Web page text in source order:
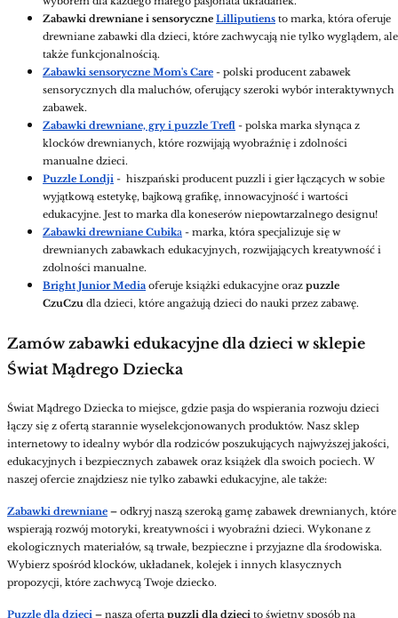
Zabawki drewniane i sensoryczne Lilliputiens to marka, która oferuje
drewniane zabawki dla dzieci, które zachwycają nie tylko wyglądem, ale
także funkcjonalnością.
Zabawki sensoryczne Mom's Care - polski producent zabawek
sensorycznych dla maluchów, oferujący szeroki wybór interaktywnych
zabawek.
Zabawki drewniane, gry i puzzle Trefl - polska marka słynąca z
klocków drewnianych, które rozwijają wyobraźnię i zdolności
manualne dzieci.
Puzzle Londji - hiszpański producent puzzli i gier łączących w sobie
wyjątkową estetykę, bajkową grafikę, innowacyjność i wartości
edukacyjne. Jest to marka dla koneserów niepowtarzalnego designu!
Zabawki drewniane Cubika - marka, która specjalizuje się w
drewnianych zabawkach edukacyjnych, rozwijających kreatywność i
zdolności manualne.
Bright Junior Media oferuje książki edukacyjne oraz puzzle
CzuCzu dla dzieci, które angażują dzieci do nauki przez zabawę.
Zamów zabawki edukacyjne dla dzieci w sklepie
Świat Mądrego Dziecka
Świat Mądrego Dziecka to miejsce, gdzie pasja do wspierania rozwoju dzieci
łączy się z ofertą starannie wyselekcjonowanych produktów. Nasz sklep
internetowy to idealny wybór dla rodziców poszukujących najwyższej jakości,
edukacyjnych i bezpiecznych zabawek oraz książek dla swoich pociech. W
naszej ofercie znajdziesz nie tylko zabawki edukacyjne, ale także:
Zabawki drewniane – odkryj naszą szeroką gamę zabawek drewnianych, które
wspierają rozwój motoryki, kreatywności i wyobraźni dzieci. Wykonane z
ekologicznych materiałów, są trwałe, bezpieczne i przyjazne dla środowiska.
Wybierz spośród klocków, układanek, kolejek i innych klasycznych
propozycji, które zachwycą Twoje dziecko.
Puzzle dla dzieci – nasza oferta puzzli dla dzieci to świetny sposób na